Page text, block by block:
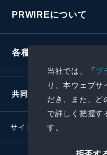
当社では、「プ
り、本ウェブサ
だき、また、ど
で詳しく把握す
す。
PRWIREについて
各種お問い合わせ
共同通信社グループ
サイトポリシー